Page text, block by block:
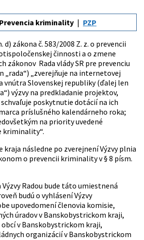
Prevencia kriminality PZP
d) zákona č. 583/2008 Z. z. o prevencii
činnosti a o zmene
zákonov Rada vlády SR pre prevenciu
„zverejňuje na internetovej
vnútra Slovenskej republiky (ďalej len
výzvy na predkladanie projektov,
poskytnutie dotácií na ich
príslušného kalendárneho roka;
na priority uvedené
kriminality“.
kraja následne po zverejnení Výzvy plnia
o prevencii kriminality v § 8 písm.
Výzvy Radou bude táto umiestnená
budú o vyhlásení Výzvy
upovedomení členovia komisie,
úradov v Banskobystrickom kraji,
v Banskobystrickom kraji,
organizácií v Banskobystrickom